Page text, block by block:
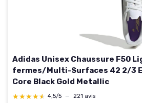
Adidas Unisex Chaussure F50
fermes/Multi-Surfaces 42 2/3
Core Black Gold Metallic
★★★★★
★★★★★ 4,5/5 — 221 avis